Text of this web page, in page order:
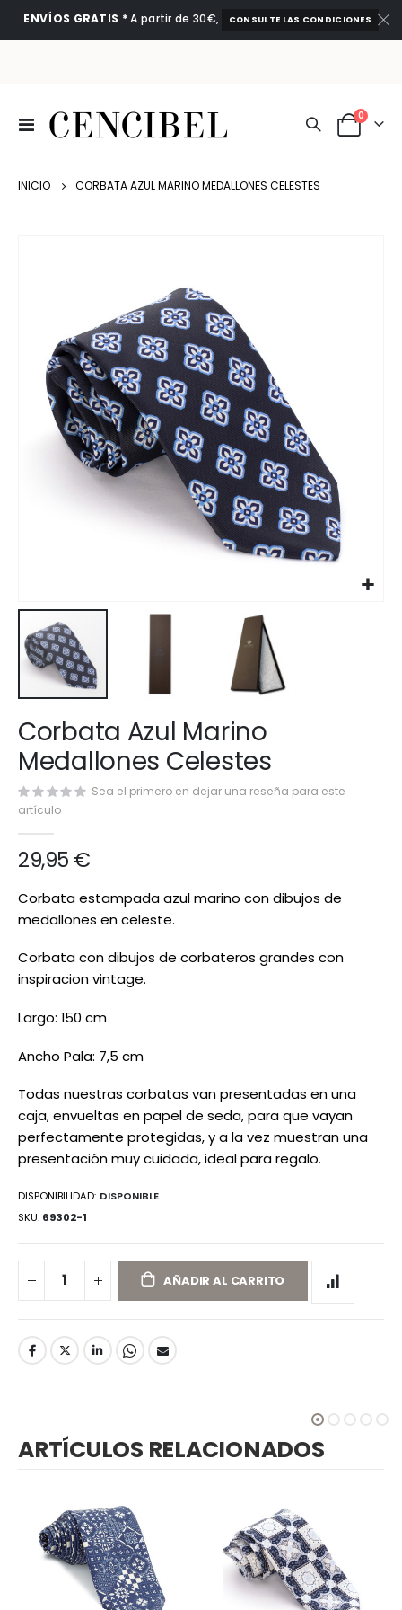
ENVÍOS GRATIS *A partir de 30€, CONSULTE LAS CONDICIONES
Toggle
Nav
Cart
0
INICIO CORBATA AZUL MARINO MEDALLONES CELESTES
galería
imágenes
al
comienzo
de
la
galería
imágenes
Corbata Azul Marino
Medallones Celestes
Sea el primero en dejar una reseña para este
artículo
29,95 €
Corbata estampada azul marino con dibujos de
medallones en celeste.
Corbata con dibujos de corbateros grandes con
inspiracion vintage.
Largo: 150 cm
Ancho Pala: 7,5 cm
Todas nuestras corbatas van presentadas en una
caja, envueltas en papel de seda, para que vayan
perfectamente protegidas, y a la vez muestran una
presentación muy cuidada, ideal para regalo.
DISPONIBILIDAD: DISPONIBLE
SKU 69302-1
AÑADIR AL CARRITO
ARTÍCULOS RELACIONADOS